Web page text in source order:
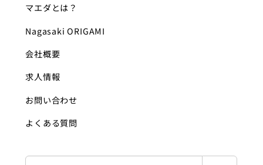
マエダとは？
Nagasaki ORIGAMI
会社概要
求人情報
お問い合わせ
よくある質問